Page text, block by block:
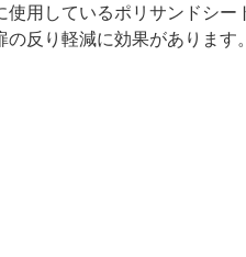
使用しているポリサンドシ
の反り軽減に効果があります。